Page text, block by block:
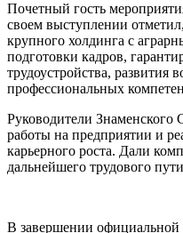
Почетный гость
своем выступлении
крупного холдинга с
подготовки кадров,
трудоустройства, развития
профессиональных
Руководители
работы на предприятии и
карьерного роста. Дали
дальнейшего трудового
В завершении официальной